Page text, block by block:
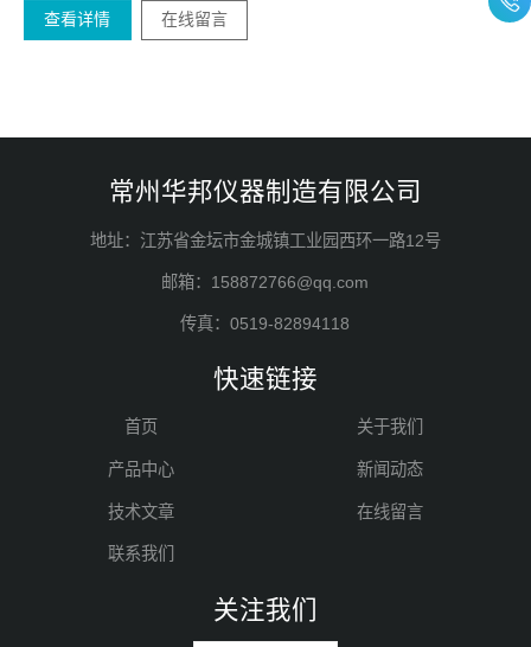
查看详情 在线留言
常州华邦仪器制造有限公司
地址：江苏省金坛市金城镇工业园西环一路12号
邮箱：158872766@qq.com
传真：0519-82894118
快速链接
首页 关于我们
产品中心 新闻动态
技术文章 在线留言
联系我们
关注我们